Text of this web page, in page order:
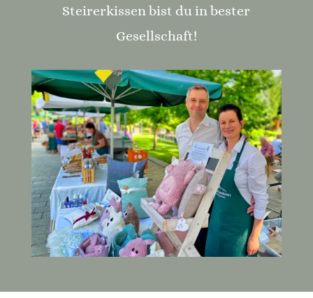
Steirerkissen bist du in bester
Gesellschaft!